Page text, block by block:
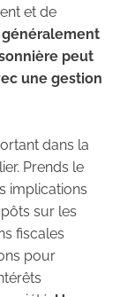
et de
peut
une gestion
dans la
Prends le
implications
sur les
fiscales
pour